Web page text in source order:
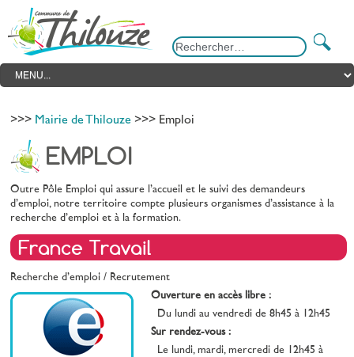
>>> Mairie de Thilouze >>> Emploi
EMPLOI
Outre Pôle Emploi qui assure l’accueil et le suivi des demandeurs
d’emploi, notre territoire compte plusieurs organismes d’assistance à la
recherche d’emploi et à la formation.
France Travail
Recherche d’emploi / Recrutement
Ouverture en accès libre :
Du lundi au vendredi de 8h45 à 12h45
Sur rendez-vous :
Le lundi, mardi, mercredi de 12h45 à